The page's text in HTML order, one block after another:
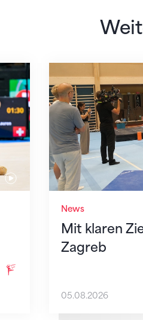
News
Mit klaren
Zagreb
Mit klaren
05.08.2026